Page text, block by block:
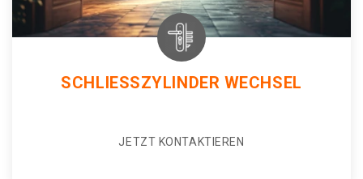
SCHLIESSZYLINDER WECHSEL
JETZT KONTAKTIEREN